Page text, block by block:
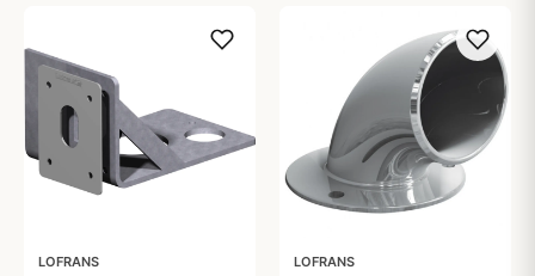
LOFRANS LOFRANS